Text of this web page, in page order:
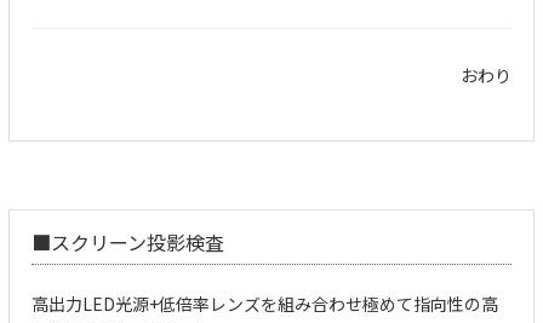
おわり
■スクリーン投影検査
高出力LED光源+低倍率レンズを組み合わせ極めて指向性の高